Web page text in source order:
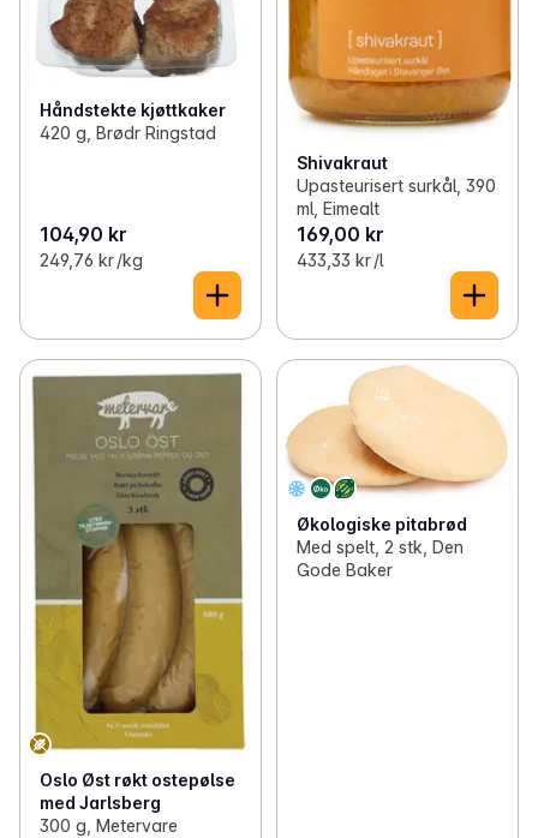
Håndstekte kjøttkaker
420 g, Brødr Ringstad
104,90 kr
249,76 kr /kg
Shivakraut
Upasteurisert surkål, 390
ml, Eimealt
169,00 kr
433,33 kr /l
Oslo Øst røkt ostepølse
med Jarlsberg
300 g, Metervare
Økologiske pitabrød
Med spelt, 2 stk, Den
Gode Baker